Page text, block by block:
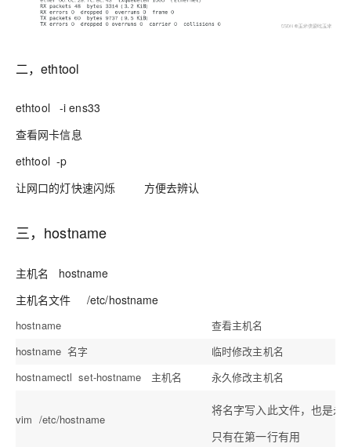
二，ethtool
ethtool -i ens33
查看网卡信息
ethtool -p
让网口的灯快速闪烁 方便去辨认
三，hostname
主机名 hostname
主机名文件 /etc/hostname
hostname
查看主机名
hostname 名字
临时修改主机名
hostnamectl set-hostname 主机名
永久修改主机名
vim /etc/hostname
将名字写入此文件，也是永
只有在第一行有用